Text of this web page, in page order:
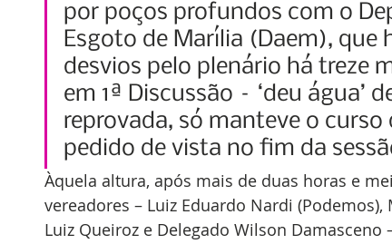
por poços profundos com o
Esgoto de Marília (Daem), que
desvios pelo plenário há treze
em 1ª Discussão – ‘deu água’
reprovada, só manteve o
pedido de vista no fim da
Àquela altura, após mais de duas horas e
vereadores – Luiz Eduardo Nardi
Luiz Queiroz e Delegado Wilson